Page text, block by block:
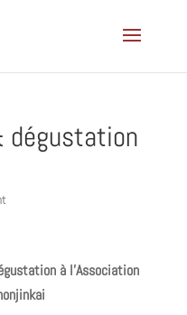
dégustation
à l’Association